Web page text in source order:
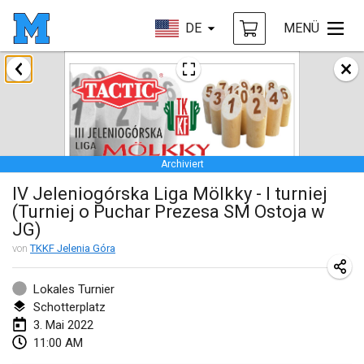
DE MENÜ
Archiviert
IV Jeleniogórska Liga Mölkky - I turniej
(Turniej o Puchar Prezesa SM Ostoja w
JG)
von TKKF Jelenia Góra
Lokales Turnier
Schotterplatz
3. Mai 2022
11:00 AM
Januar 2022
ABGESAGT
Tournoi Mixte ASPTTOM
22. Jan. 2022|Frankreich
KKS Halli Duppeli
22. Jan. 2022|Finnland
22. Jan. 2022
Suomelan Mölkky-open
22. Jan. 2022
The Mölkky Tournament 2nd